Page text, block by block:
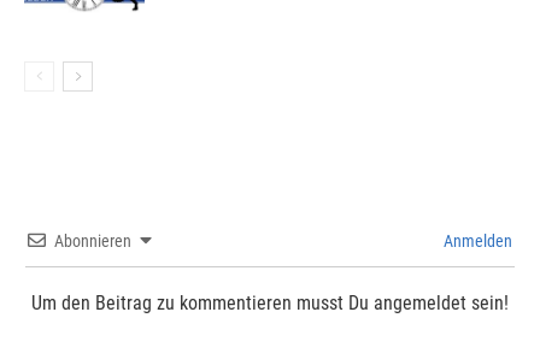
Abonnieren Anmelden
Um den Beitrag zu kommentieren musst Du angemeldet sein!